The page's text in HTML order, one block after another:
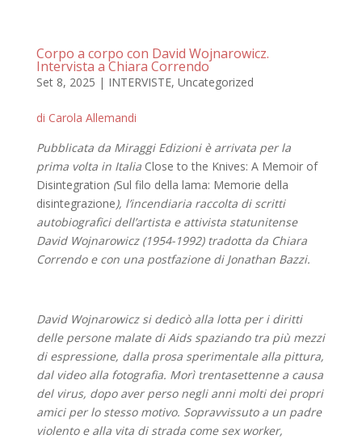
Corpo a corpo con David Wojnarowicz.
Intervista a Chiara Correndo
Set 8, 2025 | INTERVISTE, Uncategorized
di Carola Allemandi
Pubblicata da Miraggi Edizioni è arrivata per la
prima volta in ItaliaClose to the Knives: A Memoir of
Disintegration (Sul filo della lama: Memorie della
disintegrazione), l’incendiaria raccolta di scritti
autobiografici dell’artista e attivista statunitense
David Wojnarowicz (1954-1992) tradotta da Chiara
Correndo e con una postfazione di Jonathan Bazzi.
David Wojnarowicz si dedicò alla lotta per i diritti
delle persone malate di Aids spaziando tra più mezzi
di espressione, dalla prosa sperimentale alla pittura,
dal video alla fotografia. Morì trentasettenne a causa
del virus, dopo aver perso negli anni molti dei propri
amici per lo stesso motivo. Sopravvissuto a un padre
violento e alla vita di strada come sex worker,